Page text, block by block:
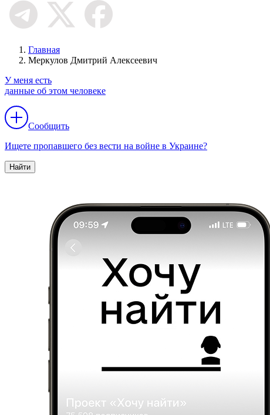
Главная
Меркулов Дмитрий Алексеевич
У меня есть
данные об этом человеке
Сообщить
Ищете пропавшего без вести на войне в Украине?
Найти